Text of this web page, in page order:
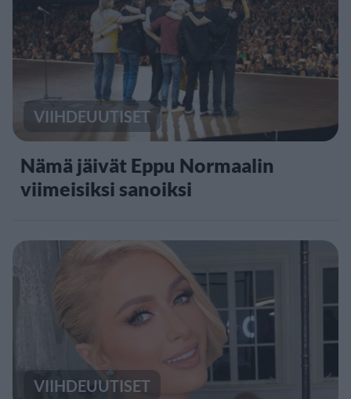
VIIHDEUUTISET
Nämä jäivät Eppu Normaalin
viimeisiksi sanoiksi
VIIHDEUUTISET